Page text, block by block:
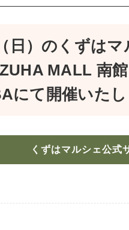
日）のくずは
MALL 南
にて開催いたし
くずはマルシェ公式